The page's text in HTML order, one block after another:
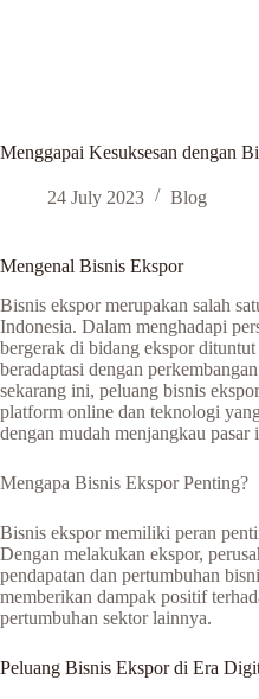
Menggapai Kesuksesan dengan
24 July 2023 Blog
Mengenal Bisnis Ekspor
Bisnis ekspor merupakan salah
Indonesia. Dalam menghadapi
bergerak di bidang ekspor
beradaptasi dengan
sekarang ini, peluang bisnis
platform online dan teknologi
dengan mudah menjangkau pasar
Mengapa Bisnis Ekspor Penting?
Bisnis ekspor memiliki peran
Dengan melakukan ekspor,
pendapatan dan pertumbuhan
memberikan dampak positif
pertumbuhan sektor lainnya.
Peluang Bisnis Ekspor di Era